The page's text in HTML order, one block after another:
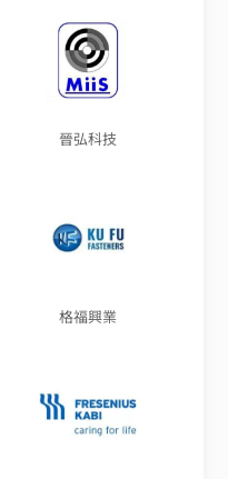
晉弘科技
格福興業